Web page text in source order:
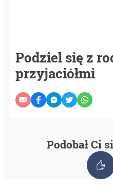
Podziel się z
przyjaciółmi
Podobał Ci